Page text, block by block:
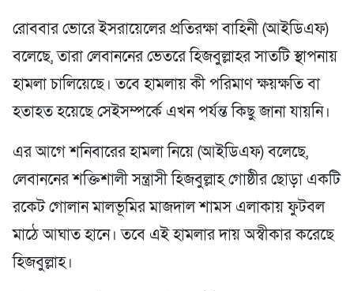
রোববার ভোরে ইসরায়েলের প্রতিরক্ষা বাহিনী (আইডিএফ)
বলেছে, তারা লেবাননের ভেতরে হিজবুল্লাহর সাতটি স্থাপনায়
হামলা চালিয়েছে। তবে হামলায় কী পরিমাণ ক্ষয়ক্ষতি বা
হতাহত হয়েছে সেইসম্পর্কে এখন পর্যন্ত কিছু জানা যায়নি।
এর আগে শনিবারের হামলা নিয়ে (আইডিএফ) বলেছে,
লেবাননের শক্তিশালী সন্ত্রাসী হিজবুল্লাহ গোষ্ঠীর ছোড়া একটি
রকেট গোলান মালভূমির মাজদাল শামস এলাকায় ফুটবল
মাঠে আঘাত হানে। তবে এই হামলার দায় অস্বীকার করেছে
হিজবুল্লাহ।